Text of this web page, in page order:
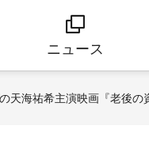
ニュース
天海祐希主演映画『老後